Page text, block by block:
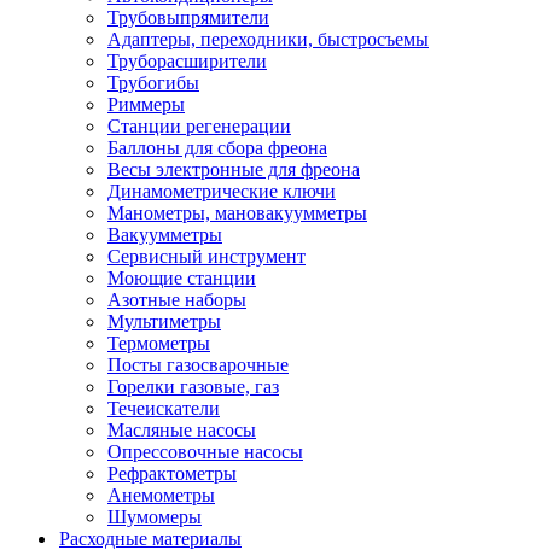
Трубовыпрямители
Адаптеры, переходники, быстросъемы
Труборасширители
Трубогибы
Риммеры
Станции регенерации
Баллоны для сбора фреона
Весы электронные для фреона
Динамометрические ключи
Манометры, мановакуумметры
Вакуумметры
Сервисный инструмент
Моющие станции
Азотные наборы
Мультиметры
Термометры
Посты газосварочные
Горелки газовые, газ
Течеискатели
Масляные насосы
Опрессовочные насосы
Рефрактометры
Анемометры
Шумомеры
Расходные материалы